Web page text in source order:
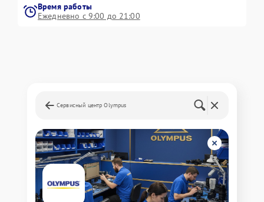
Время работы
Ежедневно с 9:00 до 21:00
Сервисный центр Olympus